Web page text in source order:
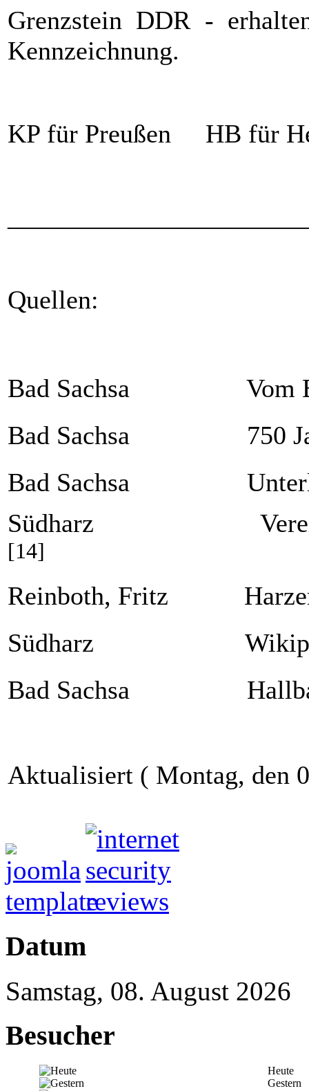
Grenzstein DDR -
Kennzeichnung.
KP für Preußen HB für
Quellen:
Bad Sachsa Vom
Bad Sachsa 750
Bad Sachsa
Südharz Verein für
[14]
Reinboth, Fritz Harzer
Südharz
Bad Sachsa Hallbauer,
Aktualisiert ( Montag, den
Datum
Samstag, 08. August 2026
Besucher
Heute
Gestern